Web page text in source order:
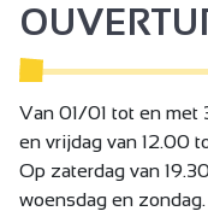
Van 01/01 tot en met
en vrijdag van 12.00
Op zaterdag van
woensdag en zondag.